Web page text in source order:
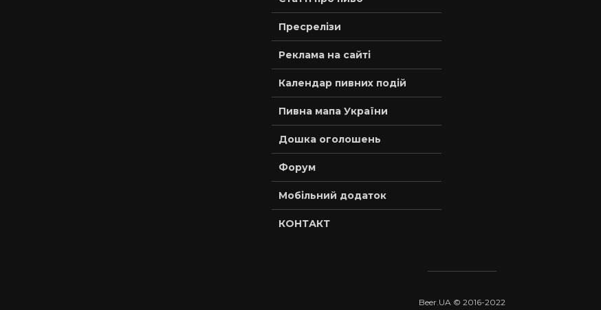
Пресрелізи
Реклама на сайті
Календар пивних подій
Пивна мапа України
Дошка оголошень
Форум
Мобільний додаток
КОНТАКТ
Beer.UA © 2016-2022